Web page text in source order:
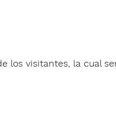
los visitantes, la cual